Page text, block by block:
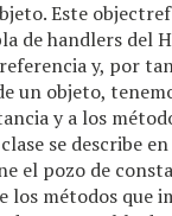
Este
de handlers del
y, por
un objeto,
y a los
se describe
el pozo de
los métodos que